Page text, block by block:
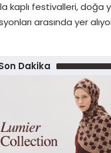
festivalleri, doğa
arasında yer
Dakika